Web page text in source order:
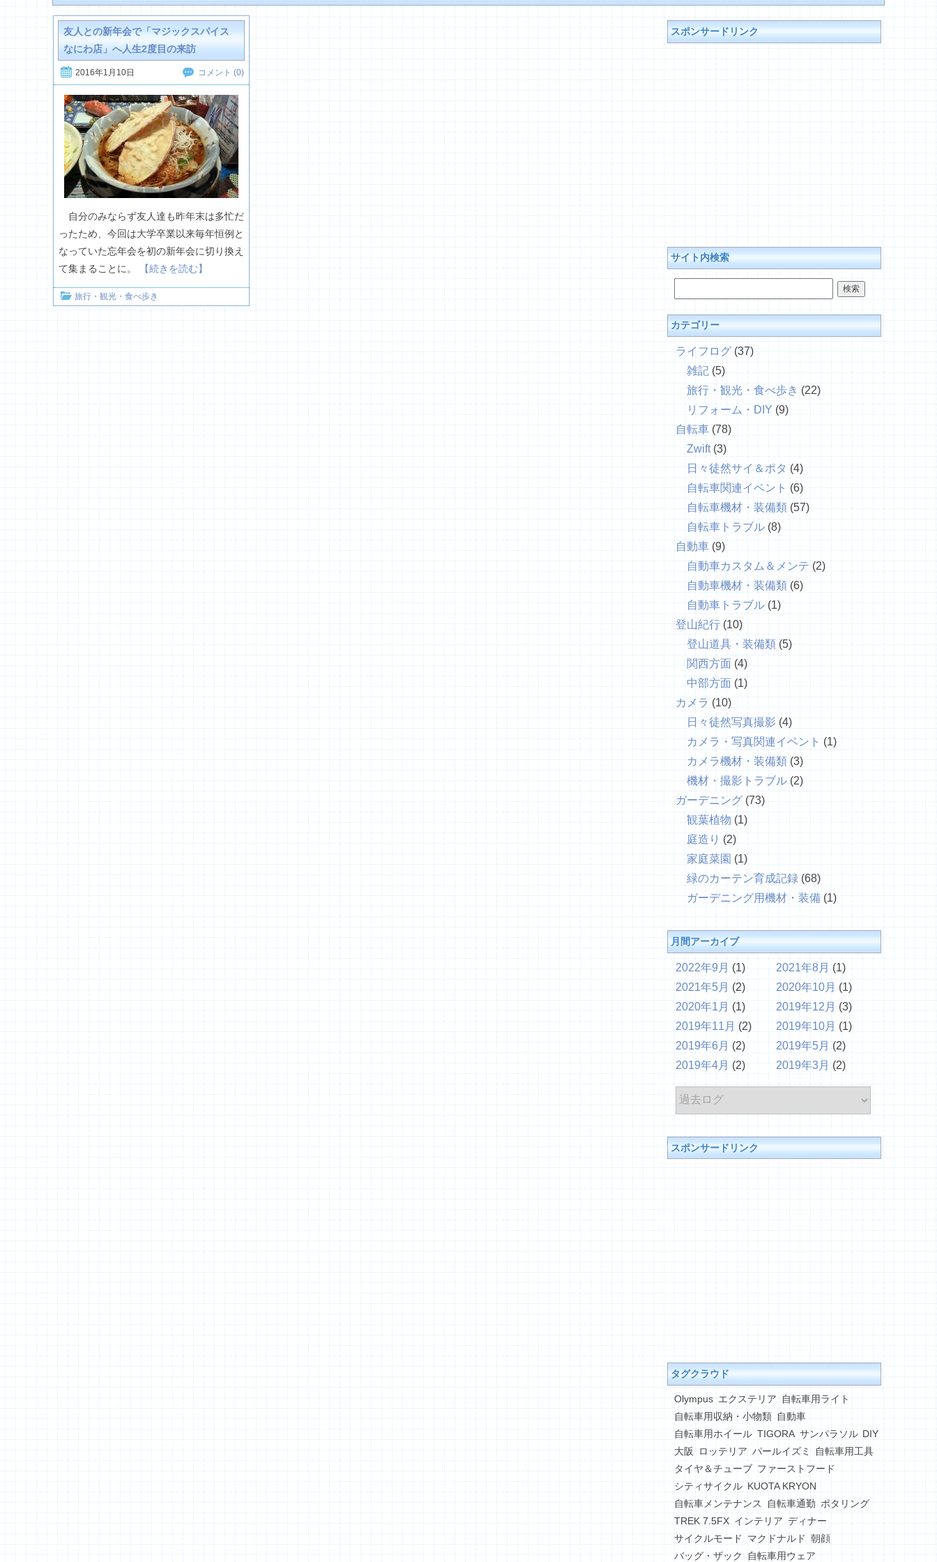
友人との新年会で「マジックスパイス
なにわ店」へ人生2度目の来訪
2016年1月10日 コメント (0)
自分のみならず友人達も昨年末は多忙だ
ったため、今回は大学卒業以来毎年恒例と
なっていた忘年会を初の新年会に切り換え
て集まることに。
【続きを読む】
旅行・観光・食べ歩き
スポンサードリンク
サイト内検索
カテゴリー
ライフログ (37)
雑記 (5)
旅行・観光・食べ歩き (22)
リフォーム・DIY (9)
自転車 (78)
Zwift(3)
日々徒然サイ＆ポタ (4)
自転車関連イベント (6)
自転車機材・装備類(57)
自転車トラブル (8)
自動車 (9)
自動車カスタム＆メンテ (2)
自動車機材・装備類(6)
自動車トラブル (1)
登山紀行 (10)
登山道具・装備類 (5)
関西方面 (4)
中部方面 (1)
カメラ (10)
日々徒然写真撮影 (4)
カメラ・写真関連イベント (1)
カメラ機材・装備類(3)
機材・撮影トラブル(2)
ガーデニング (73)
観葉植物 (1)
庭造り (2)
家庭菜園 (1)
緑のカーテン育成記録(68)
ガーデニング用機材・装備(1)
月間アーカイブ
2022年9月 (1) 2021年8月 (1)
2021年5月 (2) 2020年10月 (1)
2020年1月 (1) 2019年12月 (3)
2019年11月 (2) 2019年10月 (1)
2019年6月 (2) 2019年5月 (2)
2019年4月 (2) 2019年3月 (2)
スポンサードリンク
タグクラウド
Olympus エクステリア 自転車用ライト
自転車用収納・小物類 自動車
自転車用ホイール TIGORA サンパラソル DIY
大阪
ロッテリア パールイズミ 自転車用工具
タイヤ＆チューブ ファーストフード
シティサイクル KUOTA KRYON
自転車メンテナンス
自転車通勤 ポタリング
TREK 7.5FX インテリア ディナー
サイクルモード
マクドナルド 朝顔
バッグ・ザック 自転車用ウェア